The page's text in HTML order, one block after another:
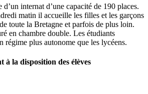
d’un internat d’une capacité de 190 places.
matin il accueille les filles et les garçons
toute la Bretagne et parfois de plus loin.
en chambre double. Les étudiants
régime plus autonome que les lycéens.
à la disposition des élèves